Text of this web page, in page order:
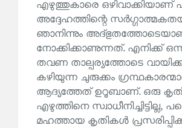
എഴുത്തുകാരെ ഒഴിവാക്കിയാണ്
അദ്ദേഹത്തിന്റെ സർഗ്ഗാത്മകതയും
ഞാനിന്നും
നോക്കിക്കാണുന്നത്. എനിക്ക്
തവണ താല്പര്യത്തോടെ
കഴിയുന്ന ചുരുക്കം
ആദ്യത്തേത് ഉറൂബാണ്. ഒരു
എഴുത്തിനെ സ്വാധീനിച്ചിട്ടില്ല,
മഹത്തായ കൃതികൾ